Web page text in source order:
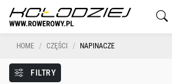
HOME CZĘŚCI NAPINACZE
FILTRY